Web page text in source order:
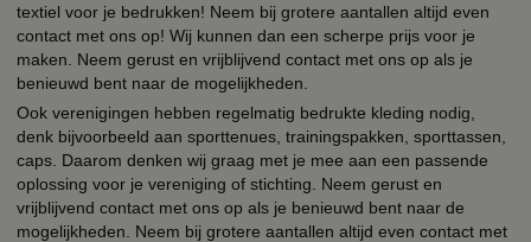
textiel voor je bedrukken! Neem bij grotere aantallen altijd even
contact met ons op! Wij kunnen dan een scherpe prijs voor je
maken. Neem gerust en vrijblijvend contact met ons op als je
benieuwd bent naar de mogelijkheden.
Ook verenigingen hebben regelmatig bedrukte kleding nodig,
denk bijvoorbeeld aan sporttenues, trainingspakken, sporttassen,
caps. Daarom denken wij graag met je mee aan een passende
oplossing voor je vereniging of stichting. Neem gerust en
vrijblijvend contact met ons op als je benieuwd bent naar de
mogelijkheden. Neem bij grotere aantallen altijd even contact met